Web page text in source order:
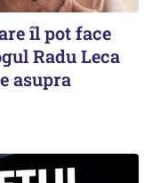
îl pot face
Radu Leca
asupra